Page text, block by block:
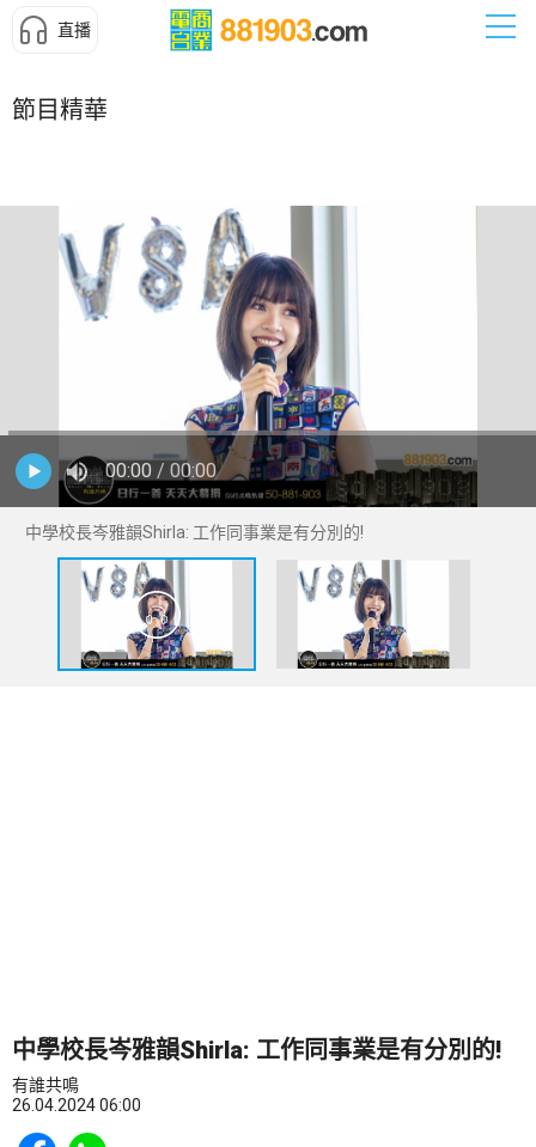
直播
節目精華
00:00 / 00:00
中學校長岑雅韻Shirla: 工作同事業是有分別的!
中學校長岑雅韻Shirla: 工作同事業是有分別的!
有誰共鳴
26.04.2024 06:00
Share to Facebook
Share to WhatsApp